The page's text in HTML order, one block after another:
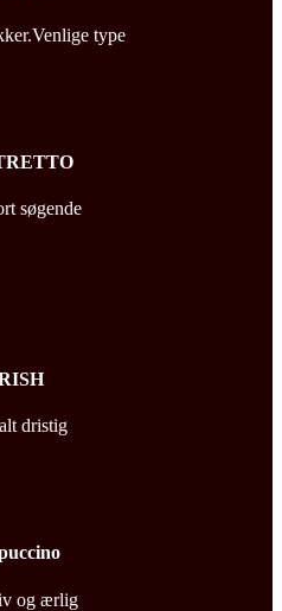
type
søgende
dristig
og ærlig